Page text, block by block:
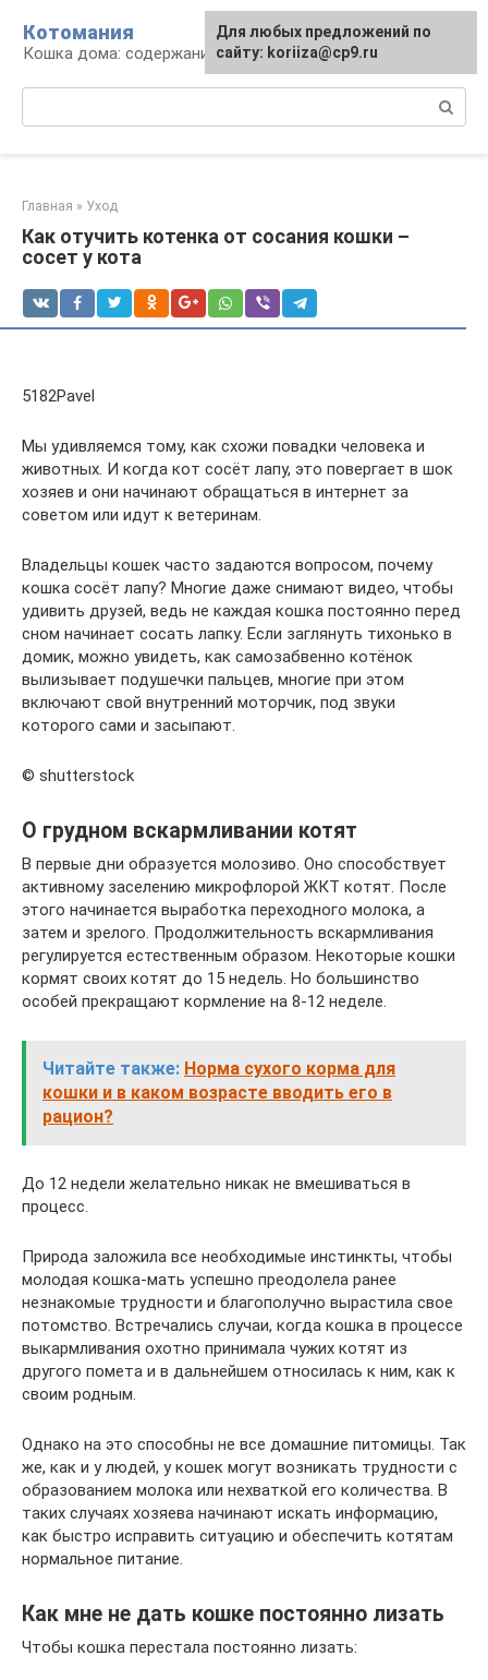
контенту
Котомания
Кошка дома: содержание и уход
Главная » Уход
Как отучить котенка от сосания кошки –
сосет у кота
5182Pavel
Мы удивляемся тому, как схожи повадки человека и
животных. И когда кот сосёт лапу, это повергает в шок
хозяев и они начинают обращаться в интернет за
советом или идут к ветеринам.
Владельцы кошек часто задаются вопросом, почему
кошка сосёт лапу? Многие даже снимают видео, чтобы
удивить друзей, ведь не каждая кошка постоянно перед
сном начинает сосать лапку. Если заглянуть тихонько в
домик, можно увидеть, как самозабвенно котёнок
вылизывает подушечки пальцев, многие при этом
включают свой внутренний моторчик, под звуки
которого сами и засыпают.
© shutterstock
О грудном вскармливании котят
В первые дни образуется молозиво. Оно способствует
активному заселению микрофлорой ЖКТ котят. После
этого начинается выработка переходного молока, а
затем и зрелого. Продолжительность вскармливания
регулируется естественным образом. Некоторые кошки
кормят своих котят до 15 недель. Но большинство
особей прекращают кормление на 8-12 неделе.
Читайте также: Норма сухого корма для
кошки и в каком возрасте вводить его в
рацион?
До 12 недели желательно никак не вмешиваться в
процесс.
Природа заложила все необходимые инстинкты, чтобы
молодая кошка-мать успешно преодолела ранее
незнакомые трудности и благополучно вырастила свое
потомство. Встречались случаи, когда кошка в процессе
выкармливания охотно принимала чужих котят из
другого помета и в дальнейшем относилась к ним, как к
своим родным.
Однако на это способны не все домашние питомицы. Так
же, как и у людей, у кошек могут возникать трудности с
образованием молока или нехваткой его количества. В
таких случаях хозяева начинают искать информацию,
как быстро исправить ситуацию и обеспечить котятам
нормальное питание.
Как мне не дать кошке постоянно лизать
Чтобы кошка перестала постоянно лизать:
Для любых предложений по
сайту: koriiza@cp9.ru